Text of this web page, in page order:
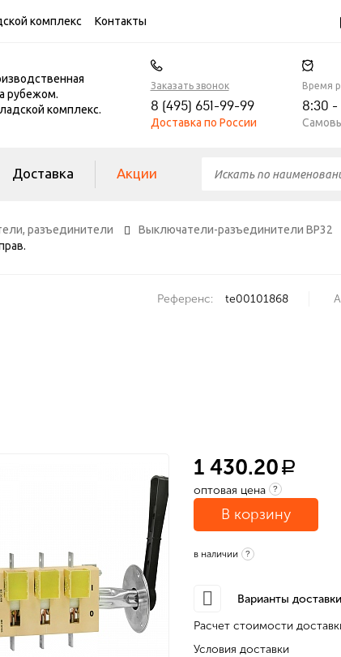
комплекс Контакты
рубежом.
комплекс.
Заказать звонок
8 (495) 651-99-99
Доставка по России
Время
8:30 -
Доставка Акции
разъединители Выключатели-разъединители ВР32
Референс: te00101868
1 430.20 a
оптовая цена ?
В корзину
в наличии ?
Варианты
Расчет стоимости
Условия доставки